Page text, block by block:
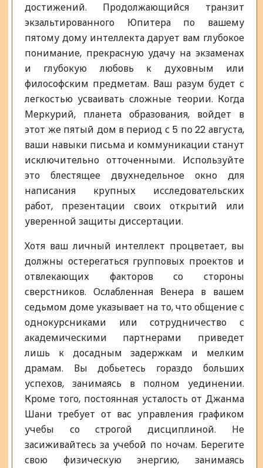
достижений. Продолжающийся транзит
экзальтированного Юпитера по вашему
пятому дому интеллекта дарует вам глубокое
понимание, прекрасную удачу на экзаменах
и глубокую любовь к духовным или
философским предметам. Ваш разум будет с
легкостью усваивать сложные теории. Когда
Меркурий, планета образования, войдет в
этот же пятый дом в период с 5 по 22 августа,
ваши навыки письма и коммуникации станут
исключительно отточенными. Используйте
это блестящее двухнедельное окно для
написания крупных исследовательских
работ, презентации своих открытий или
уверенной защиты диссертации.
Хотя ваш личный интеллект процветает, вы
должны остерегаться групповых проектов и
отвлекающих факторов со стороны
сверстников. Ослабленная Венера в вашем
седьмом доме указывает на то, что общение с
однокурсниками или сотрудничество с
академическими партнерами приведет
лишь к досадным задержкам и мелким
драмам. Вы добьетесь гораздо больших
успехов, занимаясь в полном уединении.
Кроме того, постоянная усталость от Джанма
Шани требует от вас управления графиком
учебы со строгой дисциплиной. Не
засиживайтесь за учебой по ночам. Берегите
свою физическую энергию, занимаясь